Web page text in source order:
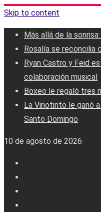
Skip to content
Más allá de la
Rosalía se reconcilia
Ryan Castro y Feid
colaboración musical
Boxeo le regaló tres
La Vinotinto le ganó
Santo Domingo
10 de agosto de 2026